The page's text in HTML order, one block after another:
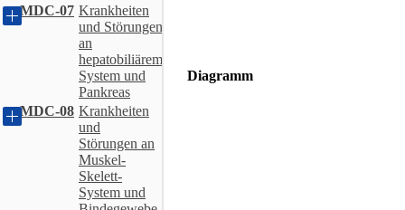
MDC-07 Krankheiten
und Störungen
an
hepatobiliärem
System und
Pankreas
MDC-08 Krankheiten
und
Störungen an
Muskel-
Skelett-
System und
Diagramm